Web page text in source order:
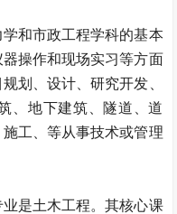
和市政工程学科的基本
操作和现场实习等方面
划、设计、研究开发、
、地下建筑、隧道、道
工、等从事技术或管理
是土木工程。其核心课